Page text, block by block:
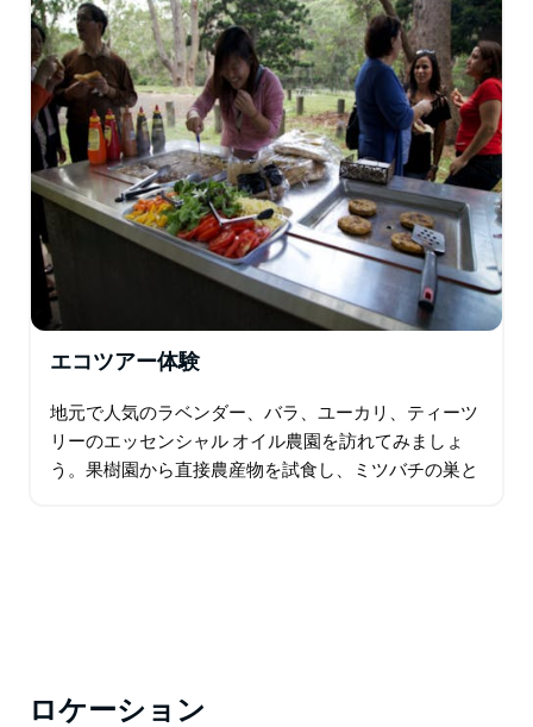
す。…
エコツアー体験
地元で人気のラベンダー、バラ、ユーカリ、ティーツ
リーのエッセンシャル オイル農園を訪れてみましょ
う。果樹園から直接農産物を試食し、ミツバチの巣と
ロケーション